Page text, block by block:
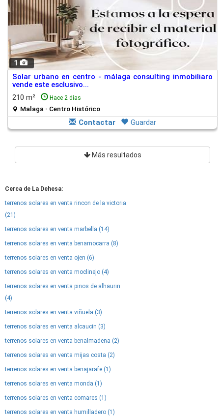
1
Solar urbano en centro - málaga consulting inmobiliaro
vende este esclusivo...
210 m²
Hace 2 días
Malaga - Centro Histórico
Contactar Guardar
Más resultados
Cerca de La Dehesa:
terrenos solares en venta rincon de la victoria
(21)
terrenos solares en venta marbella (14)
terrenos solares en venta benamocarra (8)
terrenos solares en venta ojen (6)
terrenos solares en venta moclinejo (4)
terrenos solares en venta pinos de alhaurin
(4)
terrenos solares en venta viñuela (3)
terrenos solares en venta alcaucin (3)
terrenos solares en venta benalmadena (2)
terrenos solares en venta mijas costa (2)
terrenos solares en venta benajarafe (1)
terrenos solares en venta monda (1)
terrenos solares en venta comares (1)
terrenos solares en venta humilladero (1)